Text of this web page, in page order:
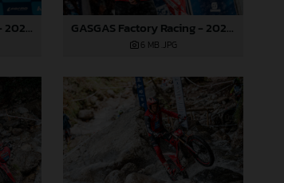
GASGAS Factory Racing - 2024 FIM TrialGP World Championship - Round 3, Italy GASGAS Factory Racing - 2024 FIM TrialGP World Championship - Round 3, Italy
6 MB .JPG